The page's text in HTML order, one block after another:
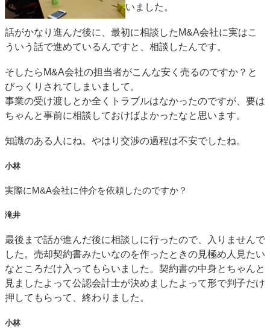
いました。
話がかなり進んだ後に、最初に相談したM&A会社に実はこ
ういう話で進めているんですと、相談したんです。
そしたらM&A会社の担当者がこんな安く売るのですか？と
びっくりされてしまいまして。
事業の受け渡しとか全くトラブルはなかったのですが、要は
ちゃんと事前に相談しておけばよかったなと思います。
知識のある人にね。やはり交渉の過程は不安でしたね。
小林
実際にM&A会社に仲介を依頼したのですか？
滝井
最後まで話が進んだ後に相談しに行ったので、入りませんで
した。売却契約書みたいなのを作ったときの見極め人見たい
なところだけ入ってもらいました。契約書の中身とちゃんと
見ましたよって公認会計士が決めましたよって形で判子だけ
押してもらって、終わりました。
小林